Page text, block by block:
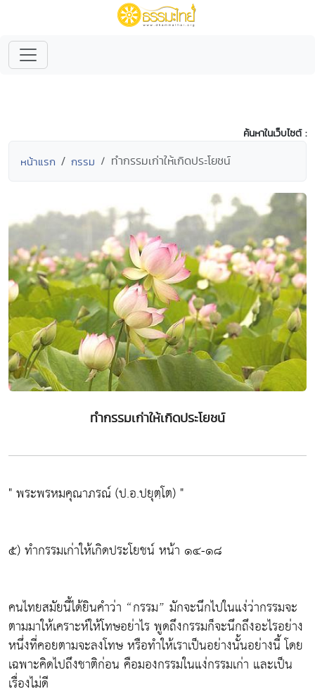
ค้นหาในเว็บไซต์ :
หน้าแรก กรรม ทำกรรมเก่าให้เกิดประโยชน์
ทำกรรมเก่าให้เกิดประโยชน์
" พระพรหมคุณาภรณ์ (ป.อ.ปยุตฺโต) "
๕) ทำกรรมเก่าให้เกิดประโยชน์ หน้า ๑๔-๑๘
คนไทยสมัยนี้ได้ยินคำว่า “กรรม” มักจะนึกไปในแง่ว่ากรรมจะ
ตามมาให้เคราะห์ให้โทษอย่าไร พูดถึงกรรมก็จะนึกถึงอะไรอย่าง
หนึ่งที่คอยตามจะลงโทษ หรือทำให้เราเป็นอย่างนั้นอย่างนี้ โดย
เฉพาะคิดไปถึงชาติก่อน คือมองกรรมในแง่กรรมเก่า และเป็น
เรื่องไม่ดี